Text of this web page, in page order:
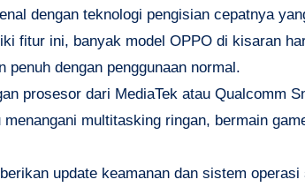
dengan teknologi pengisian cepatnya
fitur ini, banyak model OPPO di kisaran
dengan penggunaan normal.
prosesor dari MediaTek atau Qualcomm
multitasking ringan, bermain
update keamanan dan sistem